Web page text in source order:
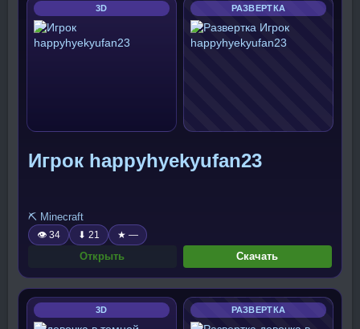
3D РАЗВЕРТКА
Игрок happyhyekyufan23
⛏️ Minecraft
👁 34 ⬇ 21 ★ —
Открыть Скачать
3D РАЗВЕРТКА